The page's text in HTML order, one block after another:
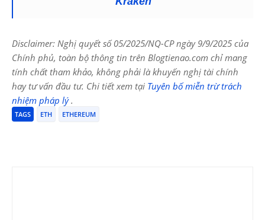
Disclaimer: Nghị quyết số 05/2025/NQ-CP ngày 9/9/2025 của
Chính phủ, toàn bộ thông tin trên Blogtienao.com chỉ mang
tính chất tham khảo, không phải là khuyến nghị tài chính
hay tư vấn đầu tư. Chi tiết xem tại Tuyên bố miễn trừ trách
nhiệm pháp lý.
TAGS ETH ETHEREUM